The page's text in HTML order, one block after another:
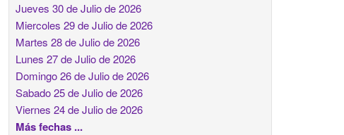
Jueves 30 de Julio de 2026
Miercoles 29 de Julio de 2026
Martes 28 de Julio de 2026
Lunes 27 de Julio de 2026
Domingo 26 de Julio de 2026
Sabado 25 de Julio de 2026
Viernes 24 de Julio de 2026
Más fechas ...